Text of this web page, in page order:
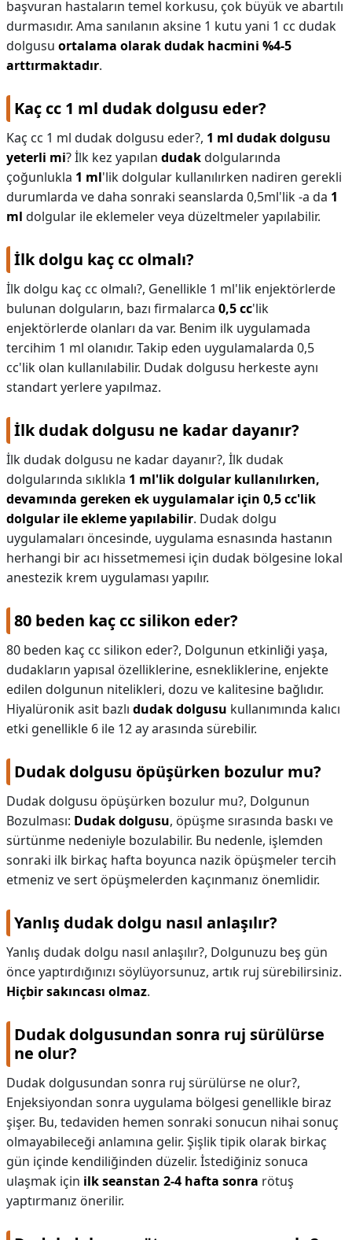
başvuran hastaların temel korkusu, çok büyük ve abartılı
durmasıdır. Ama sanılanın aksine 1 kutu yani 1 cc dudak
dolgusu ortalama olarak dudak hacmini %4-5
arttırmaktadır.
Kaç cc 1 ml dudak dolgusu eder?
Kaç cc 1 ml dudak dolgusu eder?, 1 ml dudak dolgusu
yeterli mi? İlk kez yapılan dudakdolgularında
çoğunlukla 1 ml'lik dolgular kullanılırken nadiren gerekli
durumlarda ve daha sonraki seanslarda 0,5ml'lik -a da 1
ml dolgular ile eklemeler veya düzeltmeler yapılabilir.
İlk dolgu kaç cc olmalı?
İlk dolgu kaç cc olmalı?, Genellikle 1 ml'lik enjektörlerde
bulunan dolguların, bazı firmalarca 0,5 cc'lik
enjektörlerde olanları da var. Benim ilk uygulamada
tercihim 1 ml olanıdır. Takip eden uygulamalarda 0,5
cc'lik olan kullanılabilir. Dudak dolgusu herkeste aynı
standart yerlere yapılmaz.
İlk dudak dolgusu ne kadar dayanır?
İlk dudak dolgusu ne kadar dayanır?, İlk dudak
dolgularında sıklıkla 1 ml'lik dolgular kullanılırken,
devamında gereken ek uygulamalar için 0,5 cc'lik
dolgular ile ekleme yapılabilir. Dudak dolgu
uygulamaları öncesinde, uygulama esnasında hastanın
herhangi bir acı hissetmemesi için dudak bölgesine lokal
anestezik krem uygulaması yapılır.
80 beden kaç cc silikon eder?
80 beden kaç cc silikon eder?, Dolgunun etkinliği yaşa,
dudakların yapısal özelliklerine, esnekliklerine, enjekte
edilen dolgunun nitelikleri, dozu ve kalitesine bağlıdır.
Hiyalüronik asit bazlı dudak dolgusu kullanımında kalıcı
etki genellikle 6 ile 12 ay arasında sürebilir.
Dudak dolgusu öpüşürken bozulur mu?
Dudak dolgusu öpüşürken bozulur mu?, Dolgunun
Bozulması: Dudak dolgusu, öpüşme sırasında baskı ve
sürtünme nedeniyle bozulabilir. Bu nedenle, işlemden
sonraki ilk birkaç hafta boyunca nazik öpüşmeler tercih
etmeniz ve sert öpüşmelerden kaçınmanız önemlidir.
Yanlış dudak dolgu nasıl anlaşılır?
Yanlış dudak dolgu nasıl anlaşılır?, Dolgunuzu beş gün
önce yaptırdığınızı söylüyorsunuz, artık ruj sürebilirsiniz.
Hiçbir sakıncası olmaz.
Dudak dolgusundan sonra ruj sürülürse
ne olur?
Dudak dolgusundan sonra ruj sürülürse ne olur?,
Enjeksiyondan sonra uygulama bölgesi genellikle biraz
şişer. Bu, tedaviden hemen sonraki sonucun nihai sonuç
olmayabileceği anlamına gelir. Şişlik tipik olarak birkaç
gün içinde kendiliğinden düzelir. İstediğiniz sonuca
ulaşmak için ilk seanstan 2-4 hafta sonra rötuş
yaptırmanız önerilir.